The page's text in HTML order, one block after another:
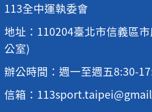
113全中運執委會
地址：110204臺北市信義區
公室)
辦公時間：週一至週五8:30-
信箱：